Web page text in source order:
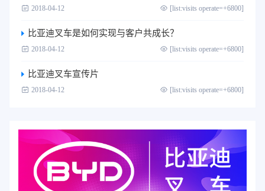
2018-04-12 [list:visits operate=+6800]
比亚迪叉车是如何实现与客户共成长？
2018-04-12 [list:visits operate=+6800]
比亚迪叉车宣传片
2018-04-12 [list:visits operate=+6800]